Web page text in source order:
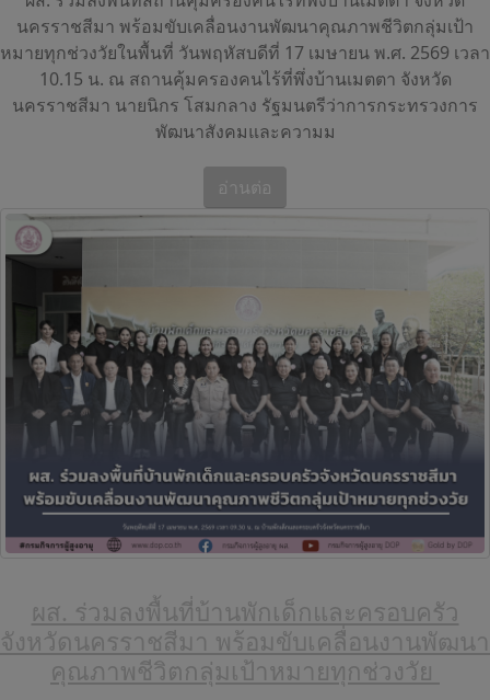
นครราชสีมา พร้อมขับเคลื่อนงานพัฒนาคุณภาพชีวิตกลุ่มเป้า
หมายทุกช่วงวัยในพื้นที่ วันพฤหัสบดีที่ 17 เมษายน พ.ศ. 2569 เวลา
10.15 น. ณ สถานคุ้มครองคนไร้ที่พึ่งบ้านเมตตา จังหวัด
นครราชสีมา นายนิกร โสมกลาง รัฐมนตรีว่าการกระทรวงการ
พัฒนาสังคมและความม
อ่านต่อ
ผส. ร่วมลงพื้นที่บ้านพักเด็กและครอบครัว
จังหวัดนครราชสีมา พร้อมขับเคลื่อนงานพัฒนา
คุณภาพชีวิตกลุ่มเป้าหมายทุกช่วงวัย